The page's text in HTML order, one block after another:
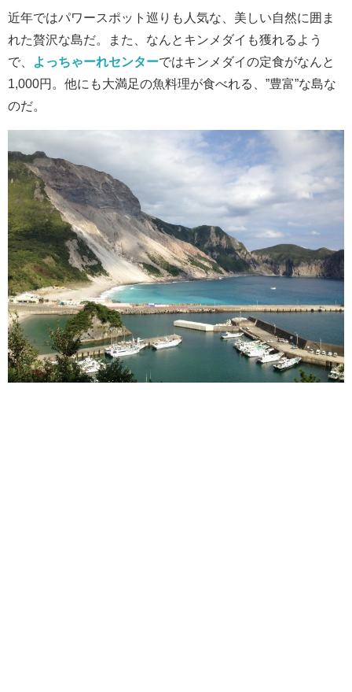
近年ではパワースポット巡りも人気な、美しい自然に囲ま
れた贅沢な島だ。また、なんとキンメダイも獲れるよう
で、
よっちゃーれセンターではキンメダイの定食がなんと
1,000円。他にも大満足の魚料理が食べれる、”豊富”な島な
のだ。